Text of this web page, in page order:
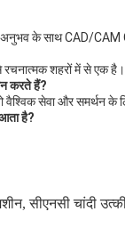
के साथ CAD/CAM
शहरों में से एक है।
करते हैं?
वैश्विक सेवा और समर्थन के
है?
, सीएनसी चांदी